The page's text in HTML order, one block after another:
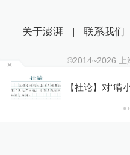
【社论】对“啃
关于澎湃 | 联系我们
©2014~2026
互联网新闻信息服
沪公网安备